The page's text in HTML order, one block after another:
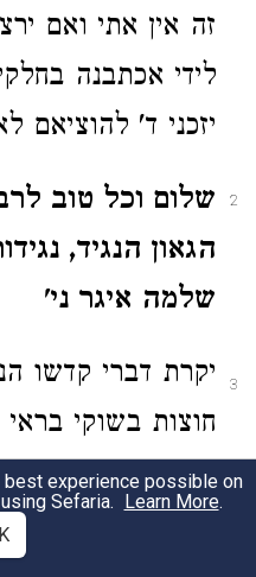
זה אין אתי ואם
לידי אכתבנה
יזכני ד' להוציאם
2
שלום וכל טוב
הגאון הנגיד,
שלמה איגר ני'
3
יקרת דברי קדשו
חוצות בשוקי
בסוף ימי הקיץ
פה יערגן סמוך
experience possible on
Sefaria. Learn More.